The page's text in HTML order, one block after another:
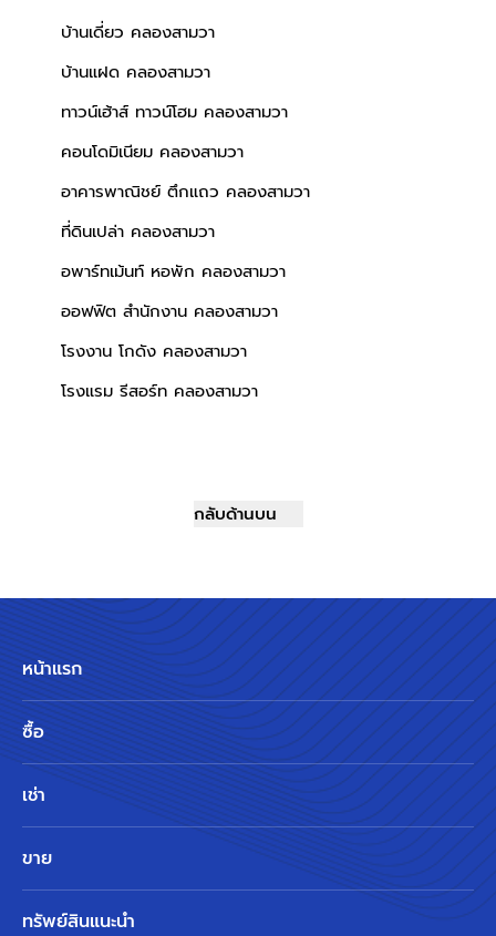
บ้านเดี่ยว คลองสามวา
บ้านแฝด คลองสามวา
ทาวน์เฮ้าส์ ทาวน์โฮม คลองสามวา
คอนโดมิเนียม คลองสามวา
อาคารพาณิชย์ ตึกแถว คลองสามวา
ที่ดินเปล่า คลองสามวา
อพาร์ทเม้นท์ หอพัก คลองสามวา
ออฟฟิต สำนักงาน คลองสามวา
โรงงาน โกดัง คลองสามวา
โรงแรม รีสอร์ท คลองสามวา
กลับด้านบน
หน้าแรก
ซื้อ
เช่า
ขาย
ทรัพย์สินแนะนำ